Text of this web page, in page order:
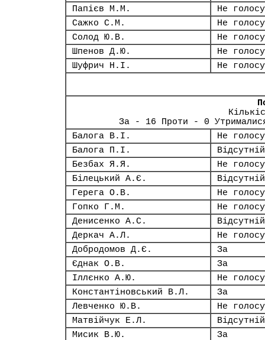
Папієв М.М.
Не
Сажко С.М.
Не
Солод Ю.В.
Не
Шпенов Д.Ю.
Не
Шуфрич Н.І.
Не
За - 16 Проти - 0
Балога В.І.
Не
Балога П.І.
Відсутній
Безбах Я.Я.
Не
Білецький А.Є.
Відсутній
Герега О.В.
Не
Гопко Г.М.
Не
Денисенко А.С.
Відсутній
Деркач А.Л.
Не
Добродомов Д.Є.
За
Єднак О.В.
За
Іллєнко А.Ю.
Не
Константіновський В.Л.
За
Левченко Ю.В.
Не
Матвійчук Е.Л.
Відсутній
Мисик В.Ю.
За